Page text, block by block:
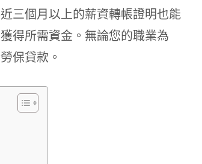
三個月以上的薪資轉帳證明也能
得所需資金。無論您的職業為
保貸款。